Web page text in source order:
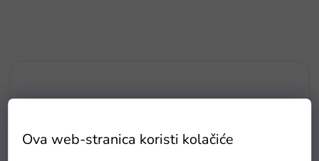
Ova web-stranica koristi kolačiće